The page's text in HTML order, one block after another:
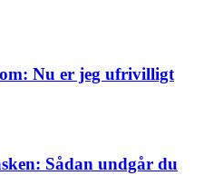
Nu er jeg ufrivilligt
Sådan undgår du